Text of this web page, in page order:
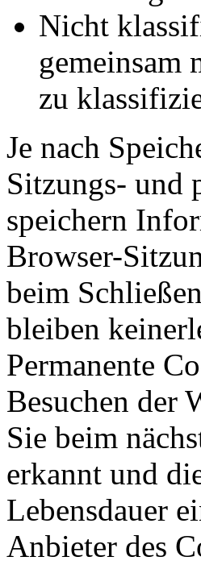
Nicht
zu
Je nach
Sitzungs- und
speichern
Browser-
beim
bleiben
Permanente
Besuchen der
Sie beim
erkannt und
Lebensdauer
Anbieter des